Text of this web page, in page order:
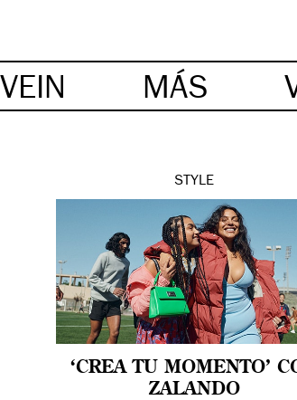
VEIN MÁS
STYLE
‘CREA TU MOMENTO’
ZALANDO